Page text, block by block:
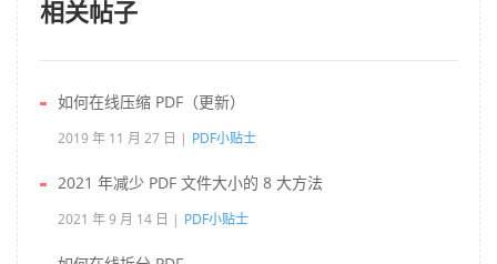
相关帖子
如何在线压缩 PDF（更新）
2019 年 11 月 27 日 PDF小贴士
2021 年减少 PDF 文件大小的 8 大方法
2021 年 9 月 14 日 PDF小贴士